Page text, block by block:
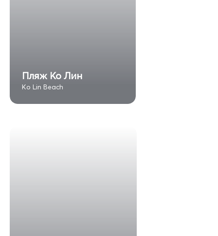
Пляж Ко Лин
Ko Lin Beach